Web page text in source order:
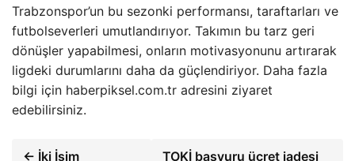
Trabzonspor’un bu sezonki performansı, taraftarları ve
futbolseverleri umutlandırıyor. Takımın bu tarz geri
dönüşler yapabilmesi, onların motivasyonunu artırarak
ligdeki durumlarını daha da güçlendiriyor. Daha fazla
bilgi için haberpiksel.com.tr adresini ziyaret
edebilirsiniz.
← İki İsim
TOKİ başvuru ücret iadesi